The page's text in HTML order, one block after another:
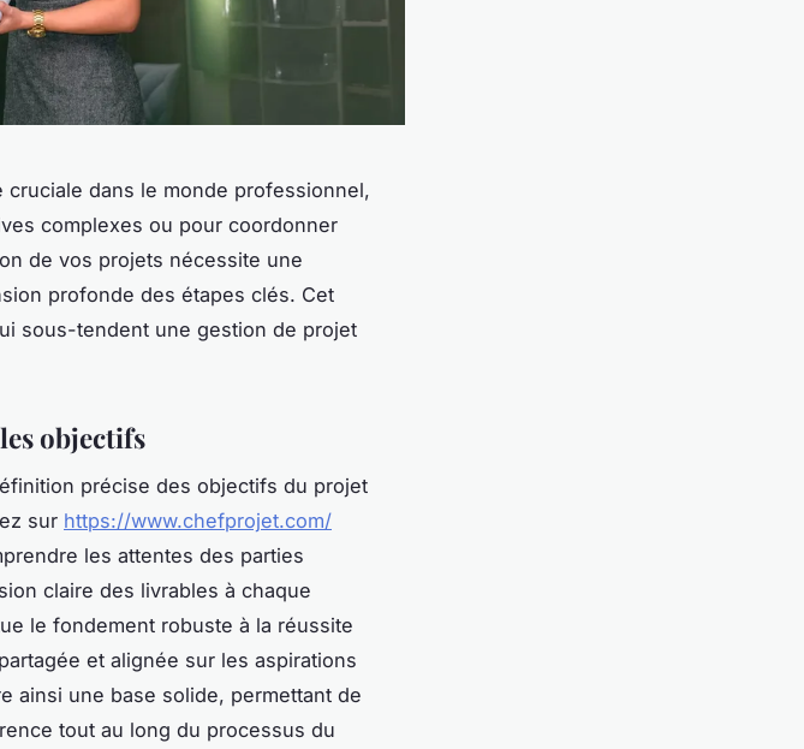
dans le monde professionnel,
complexes ou pour coordonner
de vos projets nécessite une
profonde des étapes clés. Cet
sous-tendent une gestion de projet
objectifs
précise des objectifs du projet
sur https://www.chefprojet.com/
les attentes des parties
claire des livrables à chaque
le fondement robuste à la réussite
et alignée sur les aspirations
ainsi une base solide, permettant de
tout au long du processus du